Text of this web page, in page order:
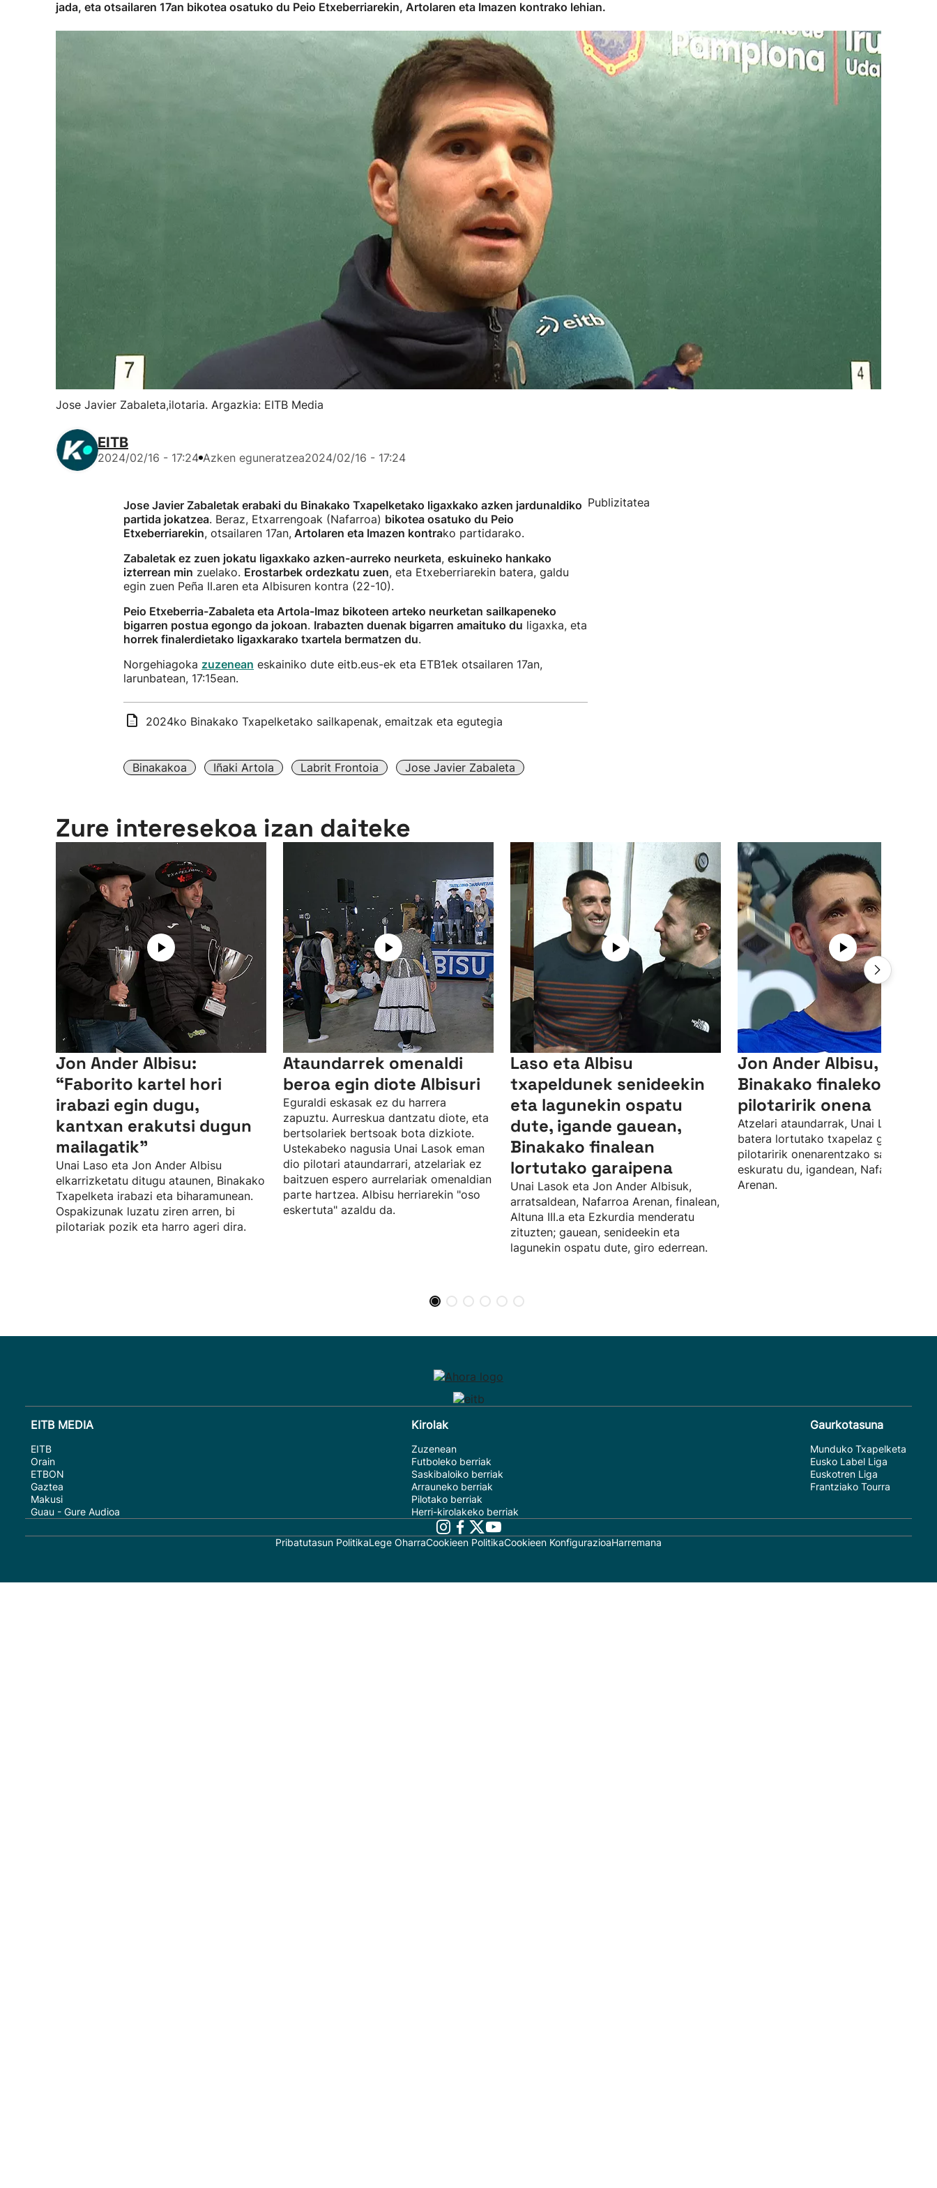
jada, eta otsailaren 17an bikotea osatuko du Peio Etxeberriarekin, Artolaren eta Imazen kontrako lehian.
Jose Javier Zabaleta,ilotaria. Argazkia: EITB Media
EITB
2024/02/16 - 17:24 Azken eguneratzea2024/02/16 - 17:24
Jose Javier Zabaletak erabaki du Binakako Txapelketako ligaxkako azken jardunaldiko
partida jokatzea. Beraz, Etxarrengoak (Nafarroa) bikotea osatuko du Peio
Etxeberriarekin, otsailaren 17an, Artolaren eta Imazen kontrako partidarako.
Zabaletak ez zuen jokatu ligaxkako azken-aurreko neurketa, eskuineko hankako
izterrean min zuelako. Erostarbek ordezkatu zuen, eta Etxeberriarekin batera, galdu
egin zuen Peña II.aren eta Albisuren kontra (22-10).
Peio Etxeberria-Zabaleta eta Artola-Imaz bikoteen arteko neurketan sailkapeneko
bigarren postua egongo da jokoan. Irabazten duenak bigarren amaituko du ligaxka, eta
horrek finalerdietako ligaxkarako txartela bermatzen du.
Norgehiagoka zuzenean eskainiko dute eitb.eus-ek eta ETB1ek otsailaren 17an,
larunbatean, 17:15ean.
2024ko Binakako Txapelketako sailkapenak, emaitzak eta egutegia
Binakakoa Iñaki Artola Labrit Frontoia Jose Javier Zabaleta
Publizitatea
Zure interesekoa izan daiteke
Jon Ander Albisu:
“Faborito kartel hori
irabazi egin dugu,
kantxan erakutsi dugun
mailagatik”
Unai Laso eta Jon Ander Albisu
elkarrizketatu ditugu ataunen, Binakako
Txapelketa irabazi eta biharamunean.
Ospakizunak luzatu ziren arren, bi
pilotariak pozik eta harro ageri dira.
Ataundarrek omenaldi
beroa egin diote Albisuri
Eguraldi eskasak ez du harrera
zapuztu. Aurreskua dantzatu diote, eta
bertsolariek bertsoak bota dizkiote.
Ustekabeko nagusia Unai Lasok eman
dio pilotari ataundarrari, atzelariak ez
baitzuen espero aurrelariak omenaldian
parte hartzea. Albisu herriarekin "oso
eskertuta" azaldu da.
Laso eta Albisu
txapeldunek senideekin
eta lagunekin ospatu
dute, igande gauean,
Binakako finalean
lortutako garaipena
Unai Lasok eta Jon Ander Albisuk,
arratsaldean, Nafarroa Arenan, finalean,
Altuna III.a eta Ezkurdia menderatu
zituzten; gauean, senideekin eta
lagunekin ospatu dute, giro ederrean.
Jon Ander Albisu,
Binakako finaleko
pilotaririk onena
Atzelari ataundarrak, Unai Lasorekin
batera lortutako txapelaz gain,
pilotaririk onenarentzako saria ere
eskuratu du, igandean, Nafarroa
Arenan.
EITB MEDIA
EITB
Orain
ETBON
Gaztea
Makusi
Guau - Gure Audioa
Kirolak
Zuzenean
Futboleko berriak
Saskibaloiko berriak
Arrauneko berriak
Pilotako berriak
Herri-kirolakeko berriak
Gaurkotasuna
Munduko Txapelketa
Eusko Label Liga
Euskotren Liga
Frantziako Tourra
Pribatutasun PolitikaLege OharraCookieen PolitikaCookieen KonfigurazioaHarremana